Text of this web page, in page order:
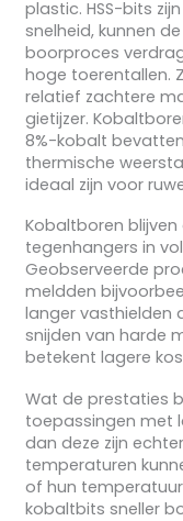
plastic. HSS-bits
snelheid, kunnen
boorproces
hoge toerentallen.
relatief zachtere
gietijzer.
8%-kobalt
thermische
ideaal zijn voor
Kobaltboren blijven
tegenhangers in
Geobserveerde
meldden
langer vasthielden
snijden van harde
betekent lagere
Wat de prestaties
toepassingen met
dan deze zijn
temperaturen
of hun temperatuur
kobaltbits sneller